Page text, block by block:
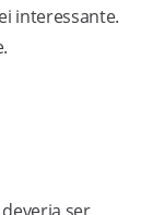
interessante.